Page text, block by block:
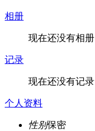
相册
现在还没有相册
记录
现在还没有记录
个人资料
性别保密